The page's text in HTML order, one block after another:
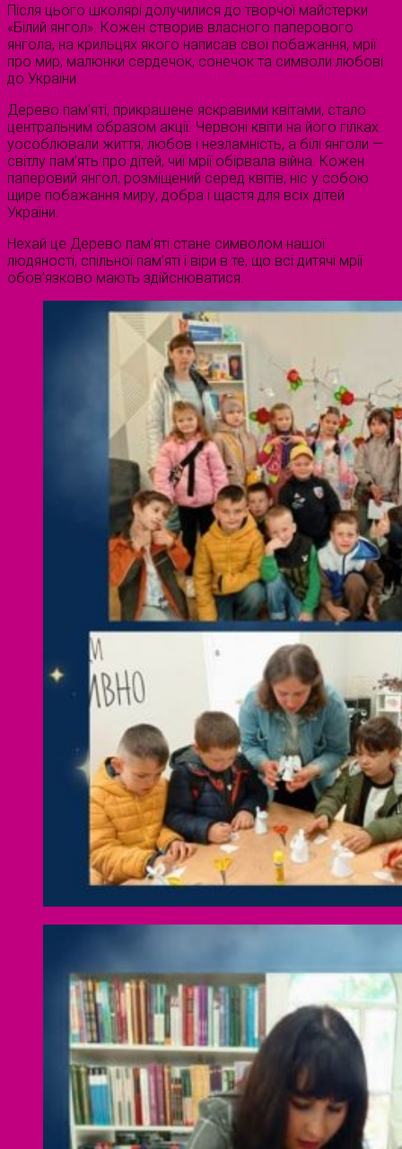
Після цього школярі долучилися до творчої майстерки
«Білий янгол». Кожен створив власного паперового
янгола, на крильцях якого написав свої побажання, мрії
про мир, малюнки сердечок, сонечок та символи любові
до України.
Дерево пам’яті, прикрашене яскравими квітами, стало
центральним образом акції. Червоні квіти на його гілках
уособлювали життя, любов і незламність, а білі янголи —
світлу пам’ять про дітей, чиї мрії обірвала війна. Кожен
паперовий янгол, розміщений серед квітів, ніс у собою
щире побажання миру, добра і щастя для всіх дітей
України.
Нехай це Дерево пам’яті стане символом нашої
людяності, спільної пам’яті і віри в те, що всі дитячі мрії
обов’язково мають здійснюватися.